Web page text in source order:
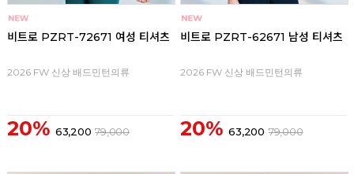
비트로 PZRT-72671 여성 티셔츠
2026 FW 신상 배드민턴의류
20% 63,200 79,000
비트로 PZRT-62671 남성 티셔츠
2026 FW 신상 배드민턴의류
20% 63,200 79,000